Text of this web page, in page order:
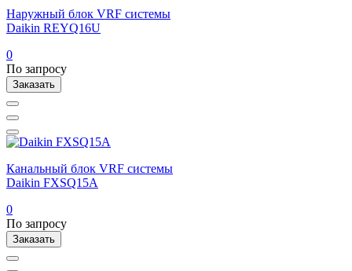
Наружный блок VRF системы
Daikin REYQ16U
0
По запросу
Заказать
Канальный блок VRF системы
Daikin FXSQ15A
0
По запросу
Заказать